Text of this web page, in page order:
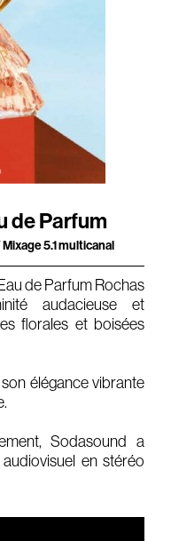
de Parfum
5.1 multicanal
de Parfum Rochas
audacieuse et
florales et boisées
élégance vibrante
Sodasound a
en stéréo